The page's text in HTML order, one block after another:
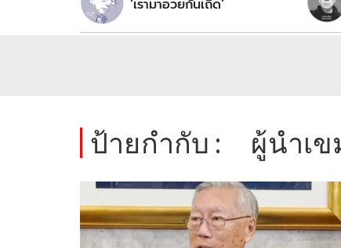
‘เรามาอวยกันเถิด’
ป้ายกำกับ : ผู้นำเข